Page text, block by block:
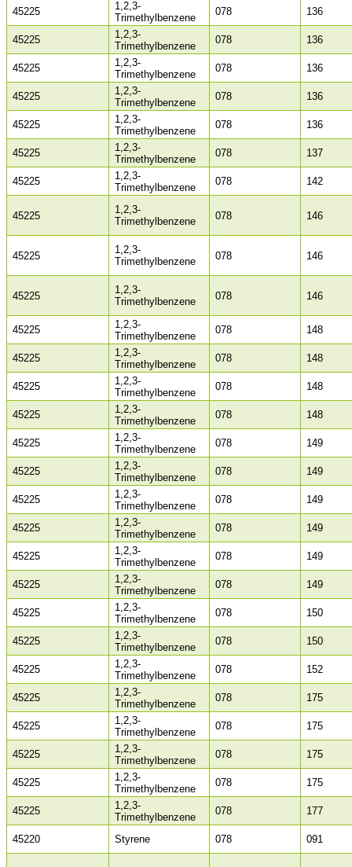
45225
1,2,3-
Trimethylbenzene
078 136
45225
1,2,3-
Trimethylbenzene
078 136
45225
1,2,3-
Trimethylbenzene
078 136
45225
1,2,3-
Trimethylbenzene
078 136
45225
1,2,3-
Trimethylbenzene
078 136
45225
1,2,3-
Trimethylbenzene
078 137
45225
1,2,3-
Trimethylbenzene
078 142
45225
1,2,3-
Trimethylbenzene
078 146
45225
1,2,3-
Trimethylbenzene
078 146
45225
1,2,3-
Trimethylbenzene
078 146
45225
1,2,3-
Trimethylbenzene
078 148
45225
1,2,3-
Trimethylbenzene
078 148
45225
1,2,3-
Trimethylbenzene
078 148
45225
1,2,3-
Trimethylbenzene
078 148
45225
1,2,3-
Trimethylbenzene
078 149
45225
1,2,3-
Trimethylbenzene
078 149
45225
1,2,3-
Trimethylbenzene
078 149
45225
1,2,3-
Trimethylbenzene
078 149
45225
1,2,3-
Trimethylbenzene
078 149
45225
1,2,3-
Trimethylbenzene
078 149
45225
1,2,3-
Trimethylbenzene
078 150
45225
1,2,3-
Trimethylbenzene
078 150
45225
1,2,3-
Trimethylbenzene
078 152
45225
1,2,3-
Trimethylbenzene
078 175
45225
1,2,3-
Trimethylbenzene
078 175
45225
1,2,3-
Trimethylbenzene
078 175
45225
1,2,3-
Trimethylbenzene
078 175
45225
1,2,3-
Trimethylbenzene
078 177
45220 Styrene 078 091